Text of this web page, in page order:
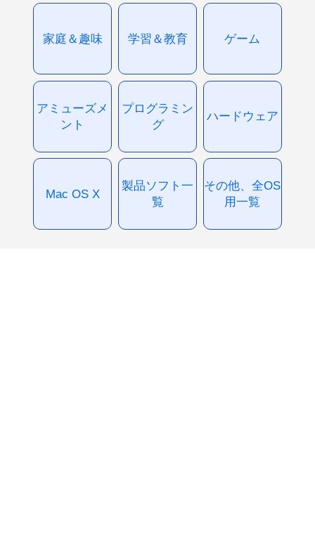
家庭＆趣味 学習＆教育 ゲーム
アミューズメ
ント
プログラミン
グ
ハードウェア
Mac OS X
製品ソフト一
覧
その他、全OS
用一覧